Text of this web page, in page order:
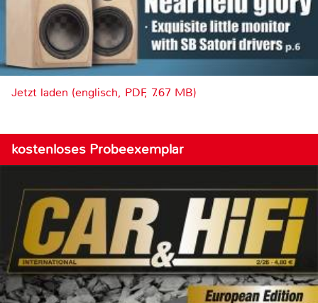
Jetzt laden (englisch, PDF, 7.67 MB)
kostenloses Probeexemplar